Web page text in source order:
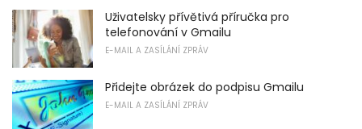
Uživatelsky přívětivá příručka pro
telefonování v Gmailu
E-MAIL A ZASÍLÁNÍ ZPRÁV
Přidejte obrázek do podpisu Gmailu
E-MAIL A ZASÍLÁNÍ ZPRÁV